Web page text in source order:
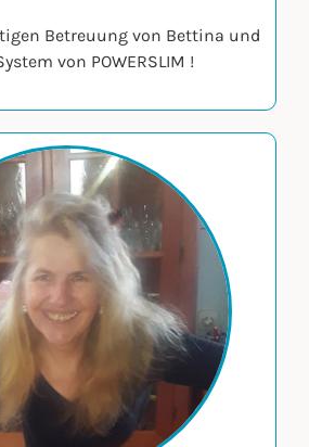
Betreuung von Bettina und
von POWERSLIM !